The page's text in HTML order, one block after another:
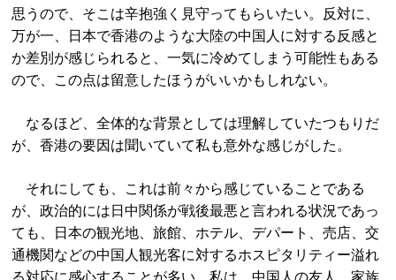
思うので、そこは辛抱強く見守ってもらいたい。反対に、
万が一、日本で香港のような大陸の中国人に対する反感と
か差別が感じられると、一気に冷めてしまう可能性もある
ので、この点は留意したほうがいいかもしれない。
なるほど、全体的な背景としては理解していたつもりだ
が、香港の要因は聞いていて私も意外な感じがした。
それにしても、これは前々から感じていることである
が、政治的には日中関係が戦後最悪と言われる状況であっ
ても、日本の観光地、旅館、ホテル、デパート、売店、交
通機関などの中国人観光客に対するホスピタリティー溢れ
る対応に感心することが多い。私は、中国人の友人、家族